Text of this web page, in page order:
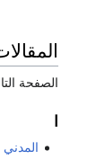
الصفحة
المدني